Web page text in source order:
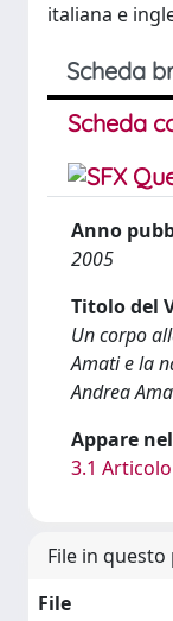
italiana e
Scheda
Scheda
Anno
2005
Titolo del
Un corpo
Amati e la
Andrea
Appare
3.1
File in
File